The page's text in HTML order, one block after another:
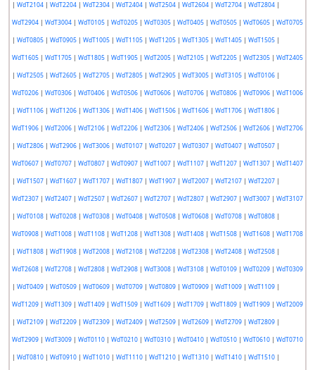
| WdT2104| WdT2204| WdT2304| WdT2404| WdT2504| WdT2604| WdT2704| WdT2804|
WdT2904| WdT3004| WdT0105| WdT0205| WdT0305| WdT0405| WdT0505| WdT0605| WdT0705
| WdT0805| WdT0905| WdT1005| WdT1105| WdT1205| WdT1305| WdT1405| WdT1505|
WdT1605| WdT1705| WdT1805| WdT1905| WdT2005| WdT2105| WdT2205| WdT2305| WdT2405
| WdT2505| WdT2605| WdT2705| WdT2805| WdT2905| WdT3005| WdT3105| WdT0106|
WdT0206| WdT0306| WdT0406| WdT0506| WdT0606| WdT0706| WdT0806| WdT0906| WdT1006
| WdT1106| WdT1206| WdT1306| WdT1406| WdT1506| WdT1606| WdT1706| WdT1806|
WdT1906| WdT2006| WdT2106| WdT2206| WdT2306| WdT2406| WdT2506| WdT2606| WdT2706
| WdT2806| WdT2906| WdT3006| WdT0107| WdT0207| WdT0307| WdT0407| WdT0507|
WdT0607| WdT0707| WdT0807| WdT0907| WdT1007| WdT1107| WdT1207| WdT1307| WdT1407
| WdT1507| WdT1607| WdT1707| WdT1807| WdT1907| WdT2007| WdT2107| WdT2207|
WdT2307| WdT2407| WdT2507| WdT2607| WdT2707| WdT2807| WdT2907| WdT3007| WdT3107
| WdT0108| WdT0208| WdT0308| WdT0408| WdT0508| WdT0608| WdT0708| WdT0808|
WdT0908| WdT1008| WdT1108| WdT1208| WdT1308| WdT1408| WdT1508| WdT1608| WdT1708
| WdT1808| WdT1908| WdT2008| WdT2108| WdT2208| WdT2308| WdT2408| WdT2508|
WdT2608| WdT2708| WdT2808| WdT2908| WdT3008| WdT3108| WdT0109| WdT0209| WdT0309
| WdT0409| WdT0509| WdT0609| WdT0709| WdT0809| WdT0909| WdT1009| WdT1109|
WdT1209| WdT1309| WdT1409| WdT1509| WdT1609| WdT1709| WdT1809| WdT1909| WdT2009
| WdT2109| WdT2209| WdT2309| WdT2409| WdT2509| WdT2609| WdT2709| WdT2809|
WdT2909| WdT3009| WdT0110| WdT0210| WdT0310| WdT0410| WdT0510| WdT0610| WdT0710
| WdT0810| WdT0910| WdT1010| WdT1110| WdT1210| WdT1310| WdT1410| WdT1510|